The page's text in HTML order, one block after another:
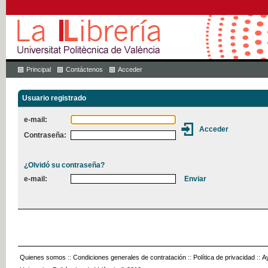
Principal Contáctenos Acceder
Usuario registrado
e-mail:
Contraseña:
¿Olvidó su contraseña?
e-mail:
Quienes somos :: Condiciones generales de contratación :: Política de privacidad ::